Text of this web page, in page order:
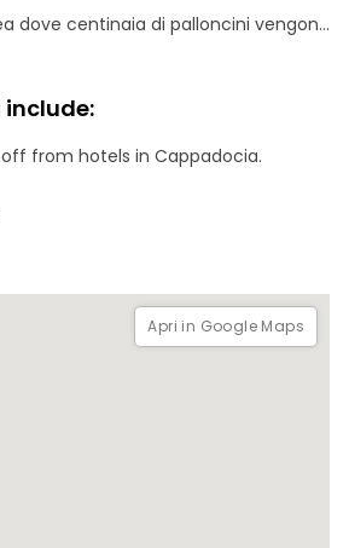
dove centinaia di palloncini vengono
gusterete una colazione leggera
un breve briefing dall'equipaggio
a bordo del cesto con le istruzioni del
Sarete pronti a prendere il volo.
dal suolo.
lascerete trasportare dolcemente
fate. Mentre fluttuate più in alto,
le valli, i camini delle fate, i canyon e
della Cappadocia. Per un'ora
from hotels in Cappadocia.
Apri in Google Maps